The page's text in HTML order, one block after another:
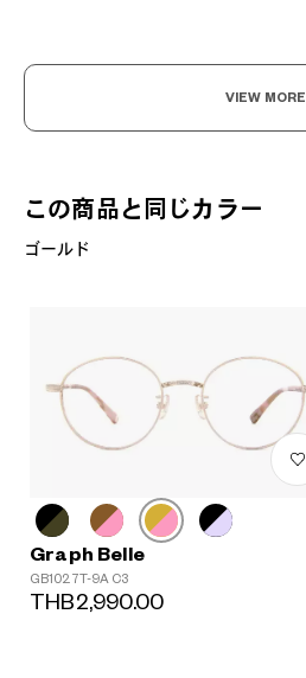
VIEW MORE
この商品と同じカラー
ゴールド
Graph Belle
GB1027T-9A C3
THB2,990.00